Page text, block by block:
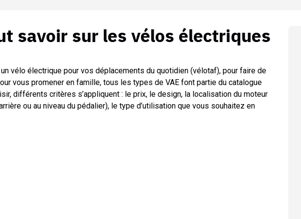
savoir sur les vélos électriques
vélo électrique pour vos déplacements du quotidien (vélotaf), pour faire de
vous promener en famille, tous les types de VAE font partie du catalogue
différents critères s’appliquent : le prix, le design, la localisation du moteur
ou au niveau du pédalier), le type d’utilisation que vous souhaitez en